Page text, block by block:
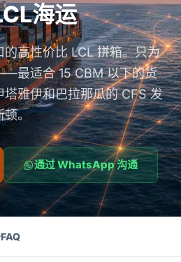
海运
高性价比 LCL 拼箱。只为
最适合 15 CBM 以下的货
雅伊和巴拉那瓜的 CFS 发
顿。
通过 WhatsApp 沟通
FAQ